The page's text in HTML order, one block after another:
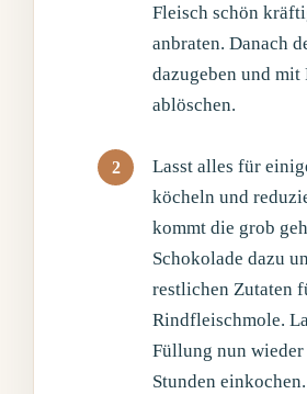
Fleisch schön
anbraten. Danach
dazugeben und
ablöschen.
Lasst alles für
köcheln und
kommt die grob
Schokolade dazu
restlichen Zutaten
Rindfleischmole.
Füllung nun
Stunden einkochen.